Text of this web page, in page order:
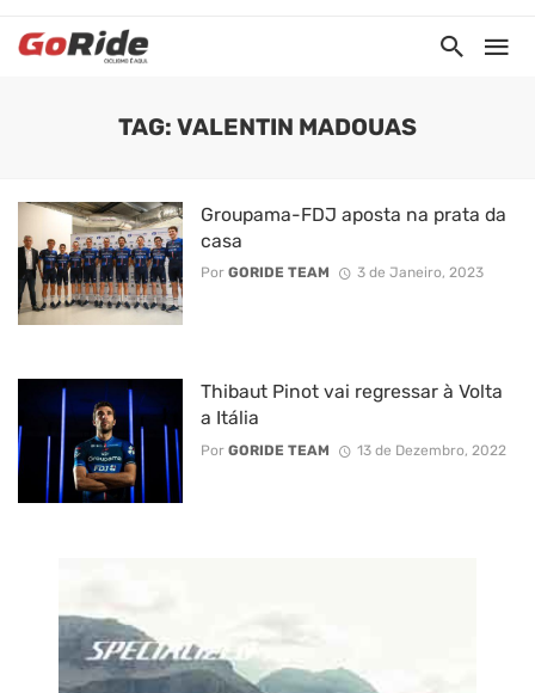
TAG: VALENTIN MADOUAS
Groupama-FDJ aposta na prata da
casa
Por GORIDE TEAM 3 de Janeiro, 2023
Thibaut Pinot vai regressar à Volta
a Itália
Por GORIDE TEAM 13 de Dezembro, 2022